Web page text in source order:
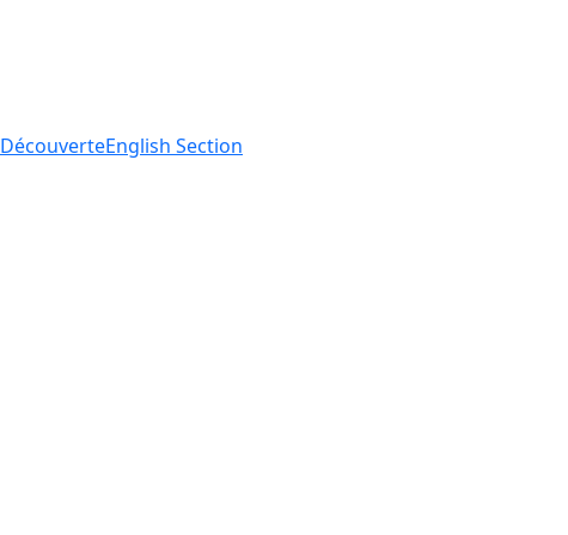
DécouverteEnglish Section